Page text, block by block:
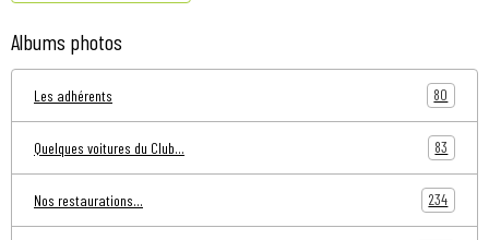
Albums photos
Les adhérents 80
Quelques voitures du Club... 83
Nos restaurations... 234